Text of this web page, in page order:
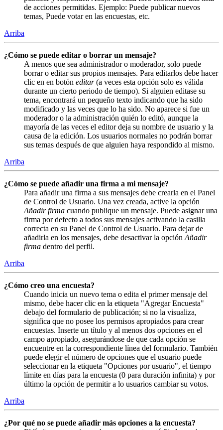
de acciones permitidas. Ejemplo: Puede publicar nuevos
temas, Puede votar en las encuestas, etc.
Arriba
¿Cómo se puede editar o borrar un mensaje?
A menos que sea administrador o moderador, solo puede
borrar o editar sus propios mensajes. Para editarlos debe hacer
clic en en botón editar(a veces esta opción solo es válida
durante un cierto periodo de tiempo). Si alguien editase su
tema, encontrará un pequeño texto indicando que ha sido
modificado y las veces que lo ha sido. No aparece si fue un
moderador o la administración quién lo editó, aunque la
mayoría de las veces el editor deja su nombre de usuario y la
causa de la edición. Los usuarios normales no podrán borrar
sus temas después de que alguien haya respondido al mismo.
Arriba
¿Cómo se puede añadir una firma a mi mensaje?
Para añadir una firma a sus mensajes debe crearla en el Panel
de Control de Usuario. Una vez creada, active la opción
Añadir firma cuando publique un mensaje. Puede asignar una
firma por defecto a todos sus mensajes activando la casilla
correcta en su Panel de Control de Usuario. Para dejar de
añadirla en los mensajes, debe desactivar la opción Añadir
firma dentro del perfil.
Arriba
¿Cómo creo una encuesta?
Cuando inicia un nuevo tema o edita el primer mensaje del
mismo, debe hacer clic en la etiqueta "Agregar Encuesta"
debajo del formulario de publicación; si no la visualiza,
significa que no posee los permisos apropiados para crear
encuestas. Inserte un título y al menos dos opciones en el
campo apropiado, asegurándose de que cada opción se
encuentre en la correspondiente línea del formulario. También
puede elegir el número de opciones que el usuario puede
seleccionar en la etiqueta "Opciones por usuario", el tiempo
límite en días para la encuesta (0 para duración infinita) y por
último la opción de permitir a lo usuarios cambiar su votos.
Arriba
¿Por qué no se puede añadir más opciones a la encuesta?